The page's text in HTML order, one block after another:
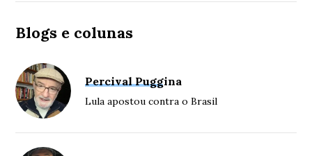
Blogs e colunas
Percival Puggina
Lula apostou contra o Brasil